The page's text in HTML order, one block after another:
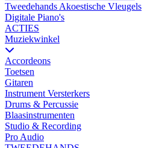
Tweedehands Akoestische Vleugels
Digitale Piano's
ACTIES
Muziekwinkel
Accordeons
Toetsen
Gitaren
Instrument Versterkers
Drums & Percussie
Blaasinstrumenten
Studio & Recording
Pro Audio